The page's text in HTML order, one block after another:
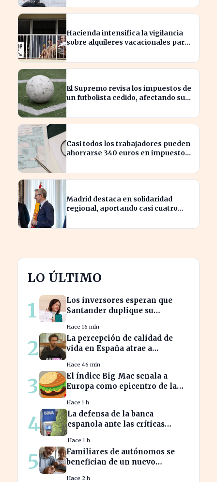
económica
Hacienda intensifica la vigilancia
sobre alquileres vacacionales para
El Supremo revisa los impuestos de
un futbolista cedido, afectando su
Casi todos los trabajadores pueden
ahorrarse 340 euros en impuestos,
Madrid destaca en solidaridad
regional, aportando casi cuatro
LO ÚLTIMO
1
Los inversores esperan que
Santander duplique su
GVC Gaesco
Hace 16 min
2
La percepción de calidad de
vida en España atrae a
más altos
Hace 46 min
3
El índice Big Mac señala a
Europa como epicentro de la
Hace 1 h
4
La defensa de la banca
española ante las críticas
consumidor hipotecario
Hace 1 h
5
Familiares de autónomos se
benefician de un nuevo
Hace 2 h